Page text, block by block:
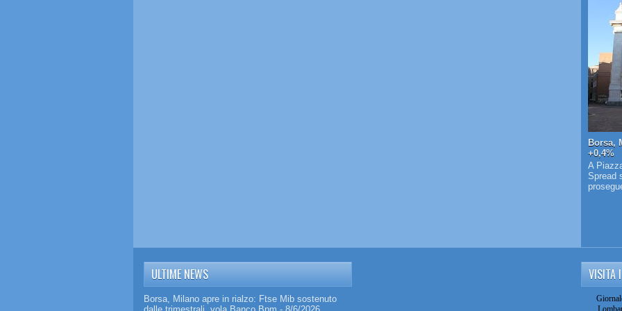
Borsa,
+0,4%
A
Spread
ULTIME NEWS
Borsa, Milano apre in rialzo: Ftse Mib sostenuto
VISITA